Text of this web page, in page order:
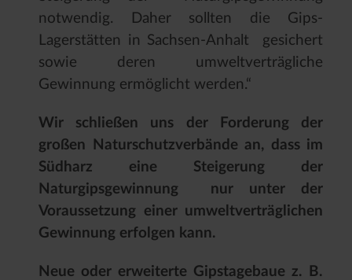
notwendig. Daher sollten die Gips-
Lagerstätten in Sachsen-Anhalt gesichert
sowie deren umweltverträgliche
Gewinnung ermöglicht werden.“
Wir schließen uns der Forderung der
großen Naturschutzverbände an, dass im
Südharz eine Steigerung der
Naturgipsgewinnung nur unter der
Voraussetzung einer umweltverträglichen
Gewinnung erfolgen kann.
Neue oder erweiterte Gipstagebaue z. B.